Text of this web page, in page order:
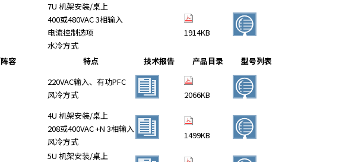
7U 机架安装/桌上
400或480VAC 3相输入
电流控制选项
水冷方式
1914KB
容 特点 技术报告 产品目录 型号列表
220VAC输入、有功PFC
风冷方式
2066KB
4U 机架安装/桌上
208或400VAC +N 3相输入
风冷方式
1499KB
5U 机架安装/桌上